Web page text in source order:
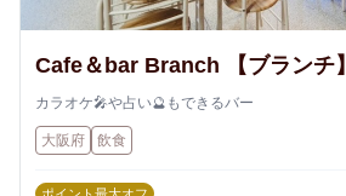
Cafe＆bar Branch 【ブランチ】
カラオケ🎤や占い🔮もできるバー
大阪府 飲食